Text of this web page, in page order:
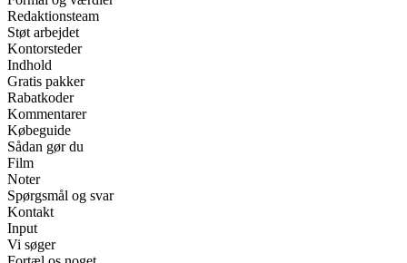
Redaktionsteam
Støt arbejdet
Kontorsteder
Indhold
Gratis pakker
Rabatkoder
Kommentarer
Købeguide
Sådan gør du
Film
Noter
Spørgsmål og svar
Kontakt
Input
Vi søger